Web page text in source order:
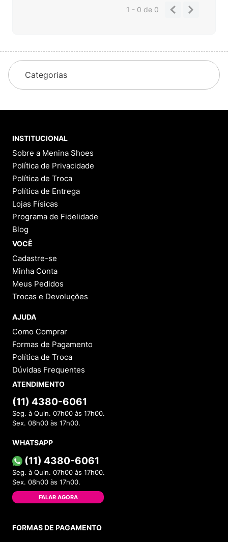
1 - 0de 0
Categorias
INSTITUCIONAL
Sobre a Menina Shoes
Política de Privacidade
Política de Troca
Política de Entrega
Lojas Físicas
Programa de Fidelidade
Blog
VOCÊ
Cadastre-se
Minha Conta
Meus Pedidos
Trocas e Devoluções
AJUDA
Como Comprar
Formas de Pagamento
Política de Troca
Dúvidas Frequentes
ATENDIMENTO
(11) 4380-6061
Seg. à Quin. 07h00 às 17h00.
Sex. 08h00 às 17h00.
WHATSAPP
(11) 4380-6061
Seg. à Quin. 07h00 às 17h00.
Sex. 08h00 às 17h00.
FALAR AGORA
FORMAS DE PAGAMENTO